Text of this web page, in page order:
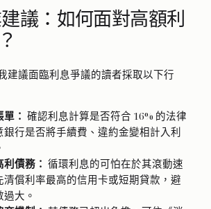
議：如何面對高額利
建議面臨利息爭議的讀者採取以下行
： 確認利息計算是否符合 16% 的法律
銀行是否將手續費、違約金變相計入利
債務： 循環利息的可怕在於其滾動速
清償利率最高的信用卡或短期貸款，避
大。